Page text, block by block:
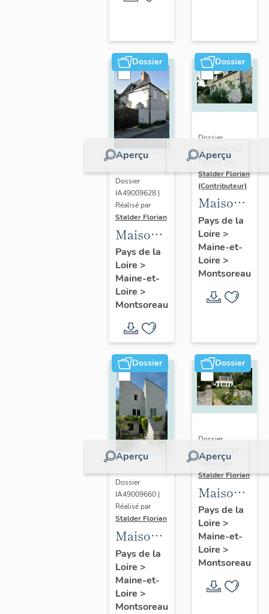
de
l'Eglise-
Saint-
Michel,
Montsoreau
Dossier
Aperçu
Dossier
IA49009628 |
Réalisé par
Stalder Florian
Maison
de la
Cour
Pavée, 4
rue
André-
Obey,
Montsoreau
Pays de la
Loire >
Maine-et-
Loire >
Montsoreau
Dossier
Aperçu
Dossier
IA49009672 |
Réalisé par
Stalder Florian
(Contributeur)
Maison
et abri
10 ruelle
des
Perreyeurs,
Montsoreau
Pays de la
Loire >
Maine-et-
Loire >
Montsoreau
Dossier
Aperçu
Dossier
IA49009660 |
Réalisé par
Stalder Florian
Maison,
2 ruelle
des
Ouches,
Montsoreau
Pays de la
Loire >
Maine-et-
Loire >
Montsoreau
Dossier
Aperçu
Dossier
IA49010737 |
Réalisé par
Stalder Florian
Maison,
25 rue du
Port, île
au Than,
Montsoreau
Pays de la
Loire >
Maine-et-
Loire >
Montsoreau